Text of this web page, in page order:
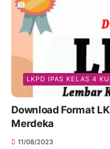
LKPD IPAS KELAS 4
Download Format
Merdeka
11/08/2023